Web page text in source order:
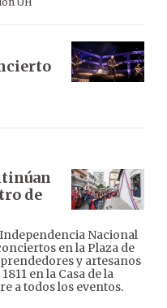
de
Nacional
en la Plaza de
y artesanos
en la Casa de la
a todos los eventos.